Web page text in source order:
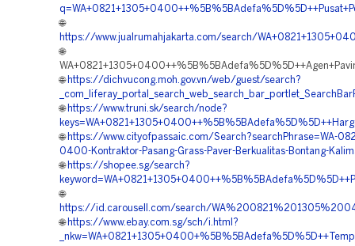
🌐
https://www.jualrumahjakarta.com/search/
🌐
🌐 https://dichvucong.moh.gov.vn/web/guest/search?
🌐 https://www.truni.sk/search/node?
🌐 https://www.cityofpassaic.com/Search?searchPhrase=WA-
0400-Kontraktor-Pasang-Grass-Paver-Berkualitas-Bontang-
🌐 https://shopee.sg/search?
🌐
https://id.carousell.com/search/
🌐 https://www.ebay.com.sg/sch/i.html?